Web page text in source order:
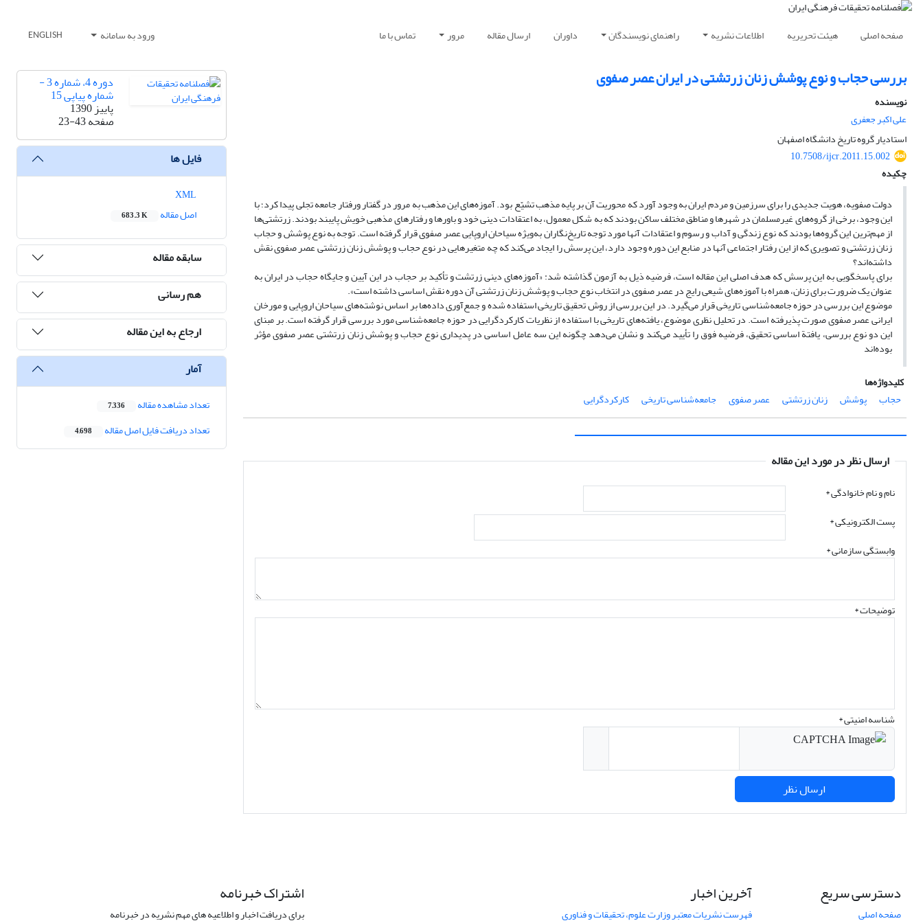
صفحه اصلی هیئت تحریریه اطلاعات نشریه راهنمای نویسندگان داوران ارسال مقاله مرور تماس با ما ورود به سامانه ENGLISH
بررسی حجاب و نوع پوشش زنان زرتشتی در ایران عصر صفوی
نویسنده
علی اکبر جعفری
استادیار گروه تاریخ دانشگاه اصفهان
10.7508/ijcr.2011.15.002
چکیده
دولت صفویه، هویت جدیدی را برای سرزمین و مردم ایران به وجود آورد که محوریت آن بر پایه مذهب تشیّع بود. آموزه‌های این مذهب به مرور در گفتار ورفتار جامعه تجلی پیدا کرد؛ با
این وجود، برخی از گروه‌های غیرمسلمان در شهر‌ها و مناطق مختلف ساکن بودند که به شکل معمول، به اعتقادات دینی خود و باور‌ها و رفتارهای مذهبی خویش پایبند بودند. زرتشتی‌ها
از مهم‌ترین این گروه‌ها بودند که نوع زندگی و آداب و رسوم و اعتقادات آنها مورد توجه تاریخ‌نگاران به‌ویژه سیاحان اروپایی عصر صفوی قرار گرفته است. توجه به نوع پوشش و حجاب
زنان زرتشتی و تصویری که از این رفتار اجتماعی آنها در منابع این دوره وجود دارد، این پرسش را ایجاد می‌کند که چه متغیرهایی در نوع حجاب و پوشش زنان زرتشتی عصر صفوی نقش
داشته‌اند؟
برای پاسخگویی به این پرسش که هدف اصلی این مقاله است، فرضیه ذیل به آزمون گذاشته شد: «آموزه‌های دینی زرتشت و تأکید بر حجاب در این آیین و جایگاه حجاب در ایران به
عنوان یک ضرورت برای زنان، همراه با آموزه‌های شیعی رایج در عصر صفوی در انتخاب نوع حجاب و پوشش زنان زرتشتی آن دوره نقش اساسی داشته است».
موضوع این بررسی در حوزه جامعه‌شناسی تاریخی قرار می‌گیرد. در این بررسی از روش تحقیق تاریخی استفاده شده و جمع‌آوری داده‌ها بر اساس نوشته‌های سیاحان اروپایی و مورخان
ایرانی عصر صفوی صورت پذیرفته است. در تحلیل نظری موضوع، یافته‌های تاریخی با استفاده از نظریات کارکرد‌گرایی در حوزه جامعه‌شناسی مورد بررسی قرار گرفته است. بر مبنای
این دو نوع بررسی، یافتة اساسی تحقیق، فرضیه فوق را تأیید می‌کند و نشان می‌دهد چگونه این سه عامل اساسی در پدیداری نوع حجاب و پوشش زنان زرتشتی عصر صفوی مؤثر
بوده‌اند
کلیدواژه‌ها
حجاب
پوشش زنان زرتشتی عصر صفوی جامعه‌شناسی تاریخی کارکردگرایی
ارسال نظر در مورد این مقاله
نام و نام خانوادگی*
پست الکترونیکی*
وابستگی سازمانی *
توضیحات *
شناسه امنیتی *
دوره 4، شماره 3 -
شماره پیاپی 15
پاییز 1390
صفحه23-43
فایل ها
اصل مقاله
683.3 K
سابقه مقاله
هم رسانی
ارجاع به این مقاله
آمار
تعداد مشاهده مقاله 7,336
تعداد دریافت فایل اصل مقاله 4,698
دسترسی سریع
صفحه اصلی
آخرین اخبار
فهرست نشریات معتبر وزارت علوم، تحقیقات و فناوری
اشتراک خبرنامه
برای دریافت اخبار و اطلاعیه های مهم نشریه در خبرنامه